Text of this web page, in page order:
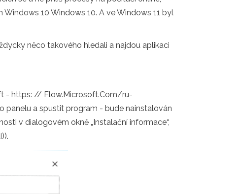
10 Windows 10. A ve Windows 11 byl
něco takového hledali a najdou aplikaci
- https: // Flow.Microsoft.Com/ru-
a spustit program - bude nainstalován
v dialogovém okně „Instalační informace“,